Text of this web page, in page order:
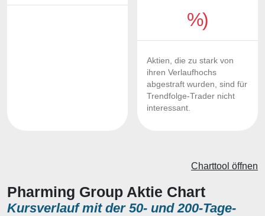
%)
Aktien, die zu stark von
ihren Verlaufhochs
abgestraft wurden, sind für
Trendfolge-Trader nicht
interessant.
Pharming Group Aktie Chart
Kursverlauf mit der 50- und 200-Tage-
Charttool öffnen